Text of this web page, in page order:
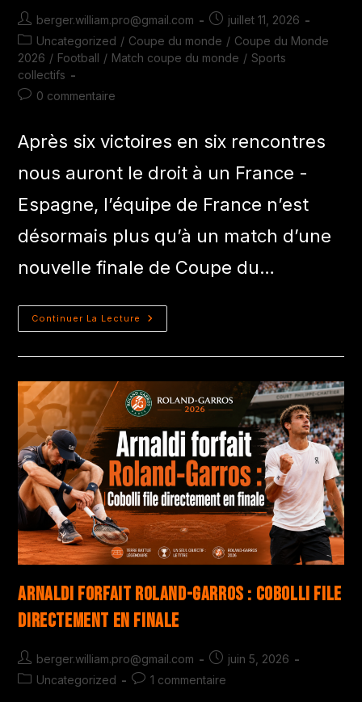
berger.william.pro@gmail.com
juillet 11, 2026
Uncategorized / Coupe du monde / Coupe du Monde
2026 / Football / Match coupe du monde / Sports
collectifs
0 commentaire
Après six victoires en six rencontres
nous auront le droit à un France -
Espagne, l’équipe de France n’est
désormais plus qu’à un match d’une
nouvelle finale de Coupe du…
Continuer La Lecture
Arnaldi forfait Roland-Garros : Cobolli file
directement en finale
berger.william.pro@gmail.com
juin 5, 2026
Uncategorized
1 commentaire